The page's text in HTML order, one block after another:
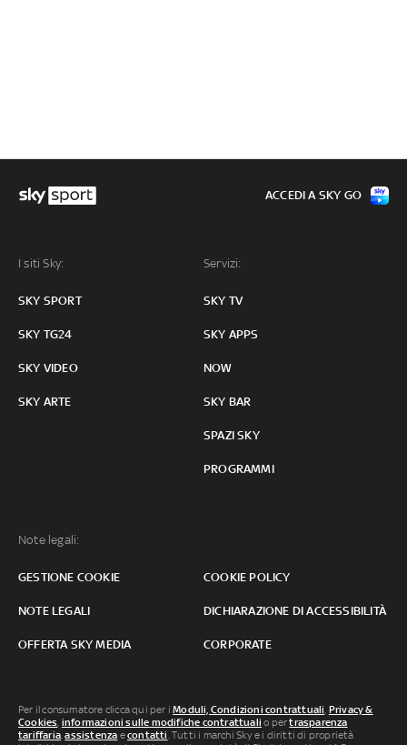
I siti Sky:
SKY SPORT
SKY TG24
SKY VIDEO
SKY ARTE
Servizi:
SKY TV
SKY APPS
NOW
SKY BAR
SPAZI SKY
PROGRAMMI
Note legali:
GESTIONE COOKIE COOKIE POLICY
NOTE LEGALI DICHIARAZIONE DI ACCESSIBILITÀ
OFFERTA SKY MEDIA CORPORATE
ACCEDI A SKY GO
Per il consumatore clicca qui per iModuli, Condizioni contrattuali, Privacy &
Cookies, informazioni sulle modifiche contrattuali o pertrasparenza
tariffaria,assistenza econtatti. Tutti i marchi Sky e i diritti di proprietà